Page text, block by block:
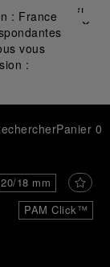
: France
vous
:
Fermer
✕
Panier 0
PAM Click™
20/18 mm